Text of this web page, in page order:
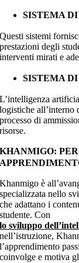
SISTEMA DI
Questi sistemi
prestazioni degli
interventi mirati e
SISTEMA
L’intelligenza
logistiche all’interno
processo di
risorse.
KHANMIGO:
Khanmigo è
specializzata nello
che adattano i
studente. Con
lo sviluppo
nell’istruzione,
l’apprendimento
coinvolge e motiva